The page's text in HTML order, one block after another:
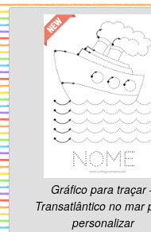
Gráfico para traçar
Transatlântico no mar
personalizar